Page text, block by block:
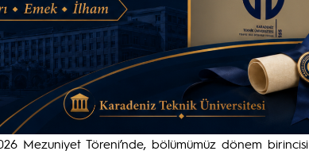
Mezuniyet Töreni’nde, bölümümüz dönem